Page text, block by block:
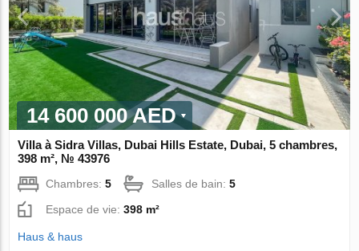
14 600 000 AED
Villa à Sidra Villas, Dubai Hills Estate, Dubai, 5 chambres,
398 m², № 43976
Chambres:5 Salles de bain:5
Espace de vie:398 m²
Haus & haus